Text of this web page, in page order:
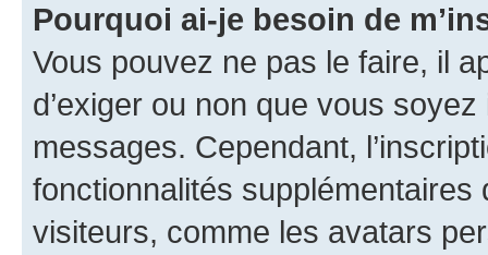
Pourquoi ai-je besoin de
Vous pouvez ne pas le faire, il
d’exiger ou non que vous
messages. Cependant,
fonctionnalités
visiteurs, comme les avatars